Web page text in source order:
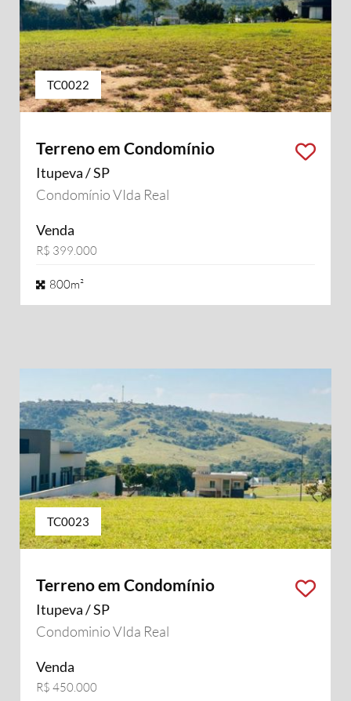
TC0022
Terreno em Condomínio
Itupeva / SP
Condomínio VIda Real
Venda
R$ 399.000
800m²
TC0023
Terreno em Condomínio
Itupeva / SP
Condominio VIda Real
Venda
R$ 450.000